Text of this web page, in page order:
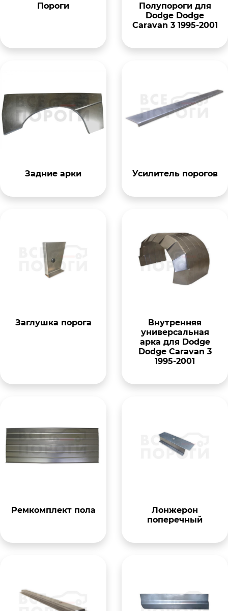
Пороги
Полупороги для
Dodge Dodge
Caravan 3 1995-2001
Задние арки Усилитель порогов
Заглушка порога
Внутренняя
универсальная
арка для Dodge
Dodge Caravan 3
1995-2001
Ремкомплект пола
Лонжерон
поперечный